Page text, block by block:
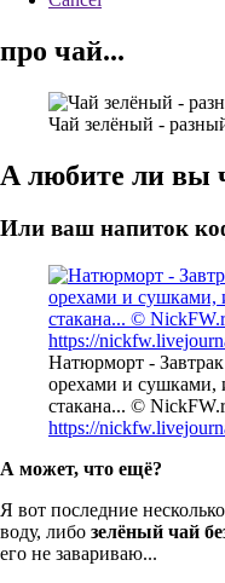
про чай...
Чай зелёный -
А любите ли вы
Или ваш напиток
Натюрморт -
орехами и сушками,
стакана... ©
https://
А может, что ещё?
Я вот последние
воду, либо зелёный чай
его не завариваю...